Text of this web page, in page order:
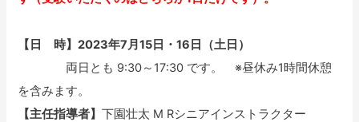
【日 時】2023年7月15日・16日（土日）
両日とも 9:30～17:30 です。 ※昼休み1時間休憩
を含みます。
【主任指導者】下園壮太 M Rシニアインストラクター